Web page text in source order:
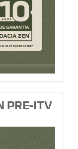
PRE-ITV